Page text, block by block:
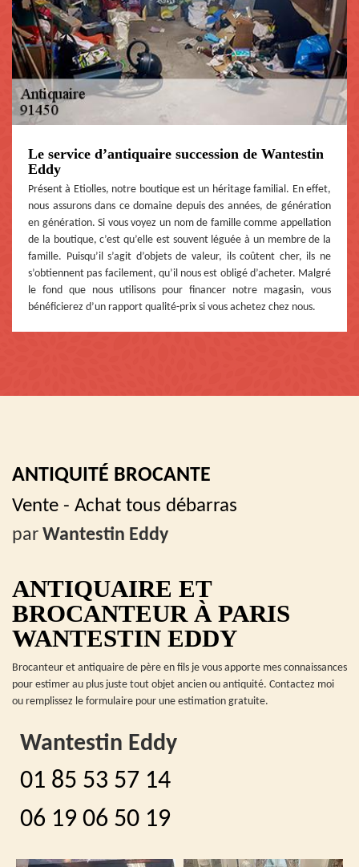
Le service d’antiquaire succession de Wantestin
Eddy
Présent à Etiolles, notre boutique est un héritage familial. En effet,
nous assurons dans ce domaine depuis des années, de génération
en génération. Si vous voyez un nom de famille comme appellation
de la boutique, c’est qu’elle est souvent léguée à un membre de la
famille. Puisqu’il s’agit d’objets de valeur, ils coûtent cher, ils ne
s’obtiennent pas facilement, qu’il nous est obligé d’acheter. Malgré
le fond que nous utilisons pour financer notre magasin, vous
bénéficierez d’un rapport qualité-prix si vous achetez chez nous.
ANTIQUITÉ BROCANTE
Vente - Achat tous débarras
par Wantestin Eddy
ANTIQUAIRE ET
BROCANTEUR À PARIS
WANTESTIN EDDY
Brocanteur et antiquaire de père en fils je vous apporte mes connaissances
pour estimer au plus juste tout objet ancien ou antiquité. Contactez moi
ou remplissez le formulaire pour une estimation gratuite.
Wantestin Eddy
01 85 53 57 14
06 19 06 50 19